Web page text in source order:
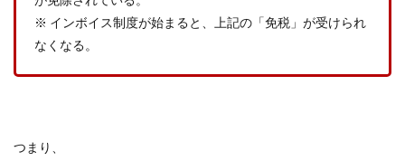
※ インボイス制度が始まると、上記の「免税」が受けられ
なくなる。
つまり、